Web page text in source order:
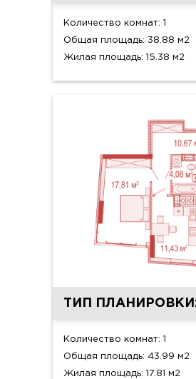
Количество комнат: 1
Общая площадь: 38.88 м2
Жилая площадь: 15.38 м2
ТИП
Количество комнат: 1
Общая площадь: 43.99 м2
Жилая площадь: 17.81 м2